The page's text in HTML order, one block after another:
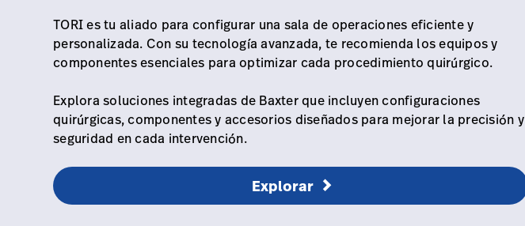
TORI es tu aliado para configurar una sala de operaciones eficiente y
personalizada. Con su tecnología avanzada, te recomienda los equipos y
componentes esenciales para optimizar cada procedimiento quirúrgico.
Explora soluciones integradas de Baxter que incluyen configuraciones
quirúrgicas, componentes y accesorios diseñados para mejorar la precisión y
seguridad en cada intervención.
Explorar